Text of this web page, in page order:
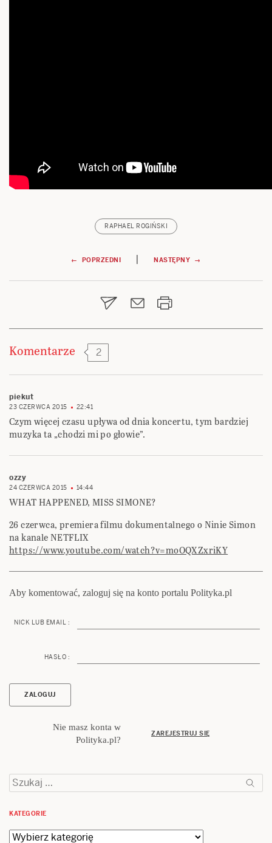
RAPHAEL ROGIŃSKI
Nawigacja
wpisu
← POPRZEDNI | NASTĘPNY →
Komentarze 2
piekut
23 CZERWCA 2015 22:41
Czym więcej czasu upływa od dnia koncertu, tym bardziej
muzyka ta „chodzi mi po głowie”.
ozzy
24 CZERWCA 2015 14:44
WHAT HAPPENED, MISS SIMONE?
26 czerwca, premiera filmu dokumentalnego o Ninie Simon
na kanale NETFLIX
https://www.youtube.com/watch?v=moOQXZxriKY
Aby komentować, zaloguj się na konto portalu Polityka.pl
NICK LUB EMAIL :
HASŁO :
Nie masz konta w
Polityka.pl?
ZAREJESTRUJ SIĘ
Szukaj:
KATEGORIE
Kategorie